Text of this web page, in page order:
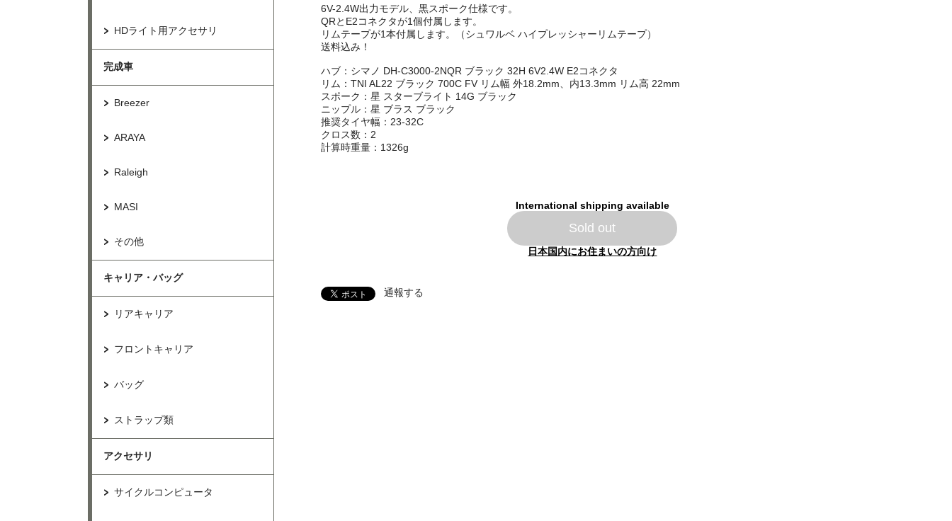
HDライト用アクセサリ
完成車
Breezer
ARAYA
Raleigh
MASI
その他
キャリア・バッグ
リアキャリア
フロントキャリア
バッグ
ストラップ類
アクセサリ
サイクルコンピュータ
6V-2.4W出力モデル、黒スポーク仕様です。
QRとE2コネクタが1個付属します。
リムテープが1本付属します。（シュワルベ ハイプレッシャーリムテープ）
送料込み！
ハブ：シマノ DH-C3000-2NQR ブラック 32H 6V2.4W E2コネクタ
リム：TNI AL22 ブラック 700C FV リム幅 外18.2mm、内13.3mm リム高 22mm
スポーク：星 スターブライト 14G ブラック
ニップル：星 ブラス ブラック
推奨タイヤ幅：23-32C
クロス数：2
計算時重量：1326g
International shipping available
Sold out
日本国内にお住まいの方向け
通報する